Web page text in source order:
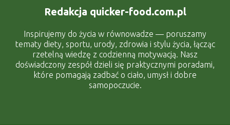
Redakcja quicker-food.com.pl
Inspirujemy do życia w równowadze — poruszamy
tematy diety, sportu, urody, zdrowia i stylu życia, łącząc
rzetelną wiedzę z codzienną motywacją. Nasz
doświadczony zespół dzieli się praktycznymi poradami,
które pomagają zadbać o ciało, umysł i dobre
samopoczucie.